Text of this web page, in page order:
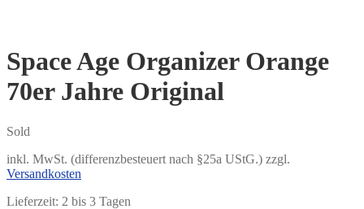
Space Age Organizer Orange
70er Jahre Original
Sold
inkl. MwSt. (differenzbesteuert nach §25a UStG.) zzgl.
Versandkosten
Lieferzeit: 2 bis 3 Tagen